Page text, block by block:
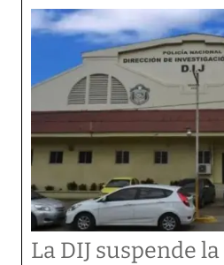
La DIJ suspende